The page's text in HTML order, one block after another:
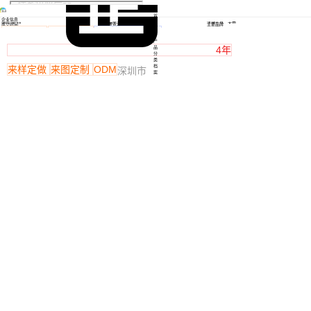
4年
来样定做 来图定制 ODM深圳市
首
厂
产
品
分
类
档
案
企业信息
2015-05-18
成立时间 1000万元
注册资本 迅领礼品、木雷
主要品牌
出价迅速真实性已核验